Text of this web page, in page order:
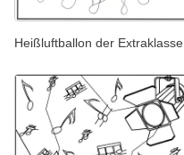
Heißluftballon der Extraklasse